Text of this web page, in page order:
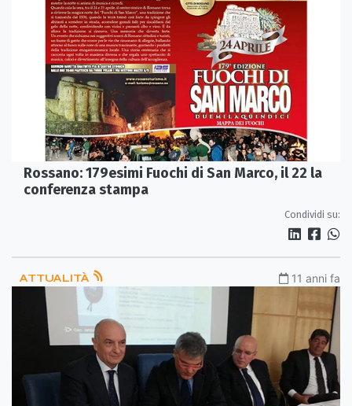
Rossano: 179esimi Fuochi di San Marco, il 22 la
conferenza stampa
Condividi su:
ATTUALITÀ 11 anni fa